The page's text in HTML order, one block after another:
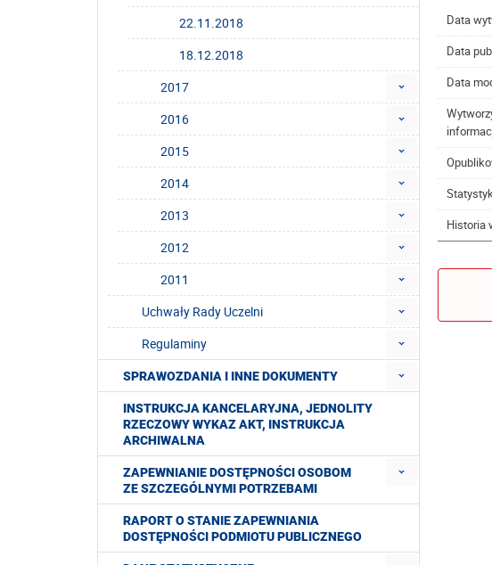
Data
Data
Data
Historia
22.11.2018
18.12.2018
2017
2016
2015
2014
2013
2012
2011
Uchwały Rady Uczelni
Regulaminy
SPRAWOZDANIA I INNE DOKUMENTY
INSTRUKCJA KANCELARYJNA, JEDNOLITY
RZECZOWY WYKAZ AKT, INSTRUKCJA
ARCHIWALNA
ZAPEWNIANIE DOSTĘPNOŚCI OSOBOM
ZE SZCZEGÓLNYMI POTRZEBAMI
RAPORT O STANIE ZAPEWNIANIA
DOSTĘPNOŚCI PODMIOTU PUBLICZNEGO